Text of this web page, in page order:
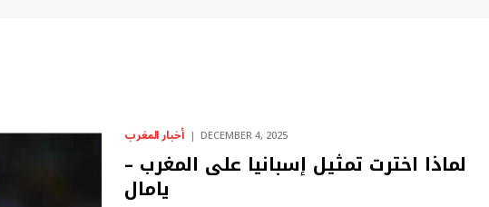
أخبار المغرب DECEMBER 4, 2025
لماذا اخترت تمثيل إسبانيا على المغرب –
يامال